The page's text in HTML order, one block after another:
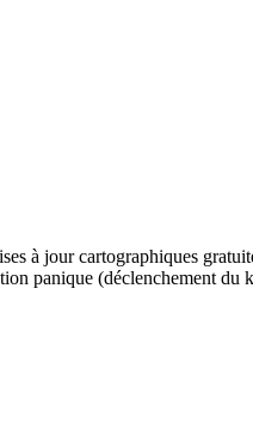
à jour cartographiques
panique (déclenchement du